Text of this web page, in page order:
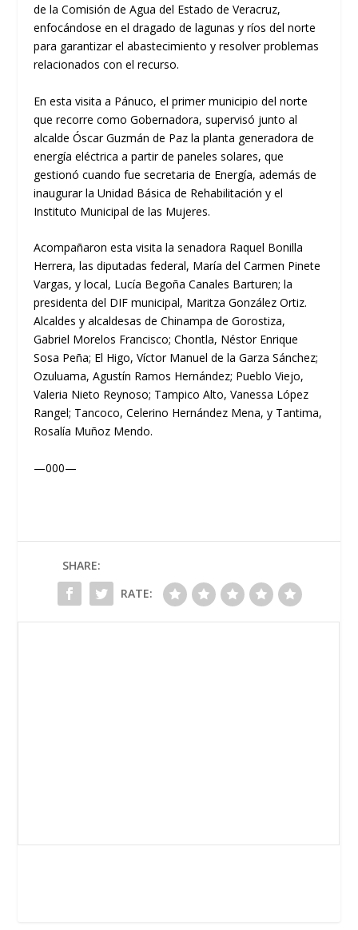
de la Comisión de Agua del Estado de Veracruz,
enfocándose en el dragado de lagunas y ríos del norte
para garantizar el abastecimiento y resolver problemas
relacionados con el recurso.
En esta visita a Pánuco, el primer municipio del norte
que recorre como Gobernadora, supervisó junto al
alcalde Óscar Guzmán de Paz la planta generadora de
energía eléctrica a partir de paneles solares, que
gestionó cuando fue secretaria de Energía, además de
inaugurar la Unidad Básica de Rehabilitación y el
Instituto Municipal de las Mujeres.
Acompañaron esta visita la senadora Raquel Bonilla
Herrera, las diputadas federal, María del Carmen Pinete
Vargas, y local, Lucía Begoña Canales Barturen; la
presidenta del DIF municipal, Maritza González Ortiz.
Alcaldes y alcaldesas de Chinampa de Gorostiza,
Gabriel Morelos Francisco; Chontla, Néstor Enrique
Sosa Peña; El Higo, Víctor Manuel de la Garza Sánchez;
Ozuluama, Agustín Ramos Hernández; Pueblo Viejo,
Valeria Nieto Reynoso; Tampico Alto, Vanessa López
Rangel; Tancoco, Celerino Hernández Mena, y Tantima,
Rosalía Muñoz Mendo.
—000—
SHARE:
RATE: